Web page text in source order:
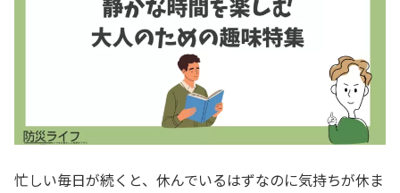
忙しい毎日が続くと、休んでいるはずなのに気持ちが休ま